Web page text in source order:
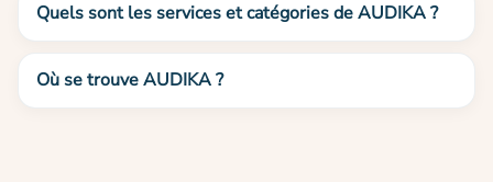
Quels sont les services et catégories de AUDIKA ?
Où se trouve AUDIKA ?